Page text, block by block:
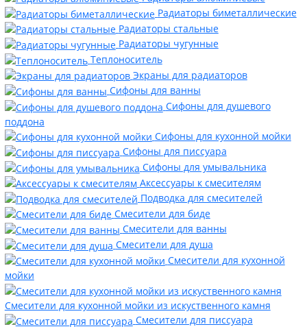
Радиаторы биметаллические
Радиаторы стальные
Радиаторы чугунные
Теплоноситель
Экраны для радиаторов
Сифоны для ванны
Сифоны для душевого
поддона
Сифоны для кухонной мойки
Сифоны для писсуара
Сифоны для умывальника
Аксессуары к смесителям
Подводка для смесителей
Смесители для биде
Смесители для ванны
Смесители для душа
Смесители для кухонной
мойки
Смесители для кухонной мойки из искуственного камня
Смесители для писсуара